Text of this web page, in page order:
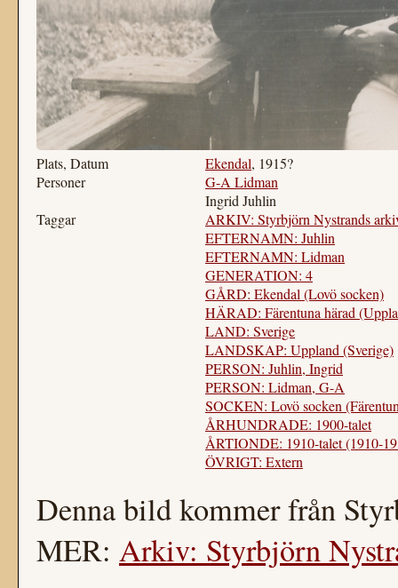
Plats, Datum Ekendal, 1915?
Personer
G-A Lidman
Ingrid Juhlin
Taggar
ARKIV: Styrbjörn Nystrands
EFTERNAMN: Juhlin
EFTERNAMN: Lidman
GENERATION: 4
GÅRD: Ekendal (Lovö socken)
HÄRAD: Färentuna härad
LAND: Sverige
LANDSKAP: Uppland (Sverige)
PERSON: Juhlin, Ingrid
PERSON: Lidman, G-A
SOCKEN: Lovö socken
ÅRHUNDRADE: 1900-talet
ÅRTIONDE: 1910-talet (1910-
ÖVRIGT: Extern
Denna bild kommer från
MER: Arkiv: Styrbjörn